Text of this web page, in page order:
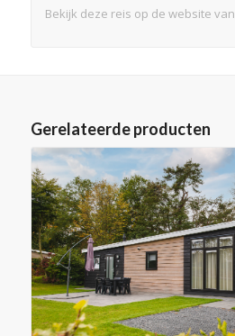
Bekijk deze reis op de website van
Gerelateerde producten